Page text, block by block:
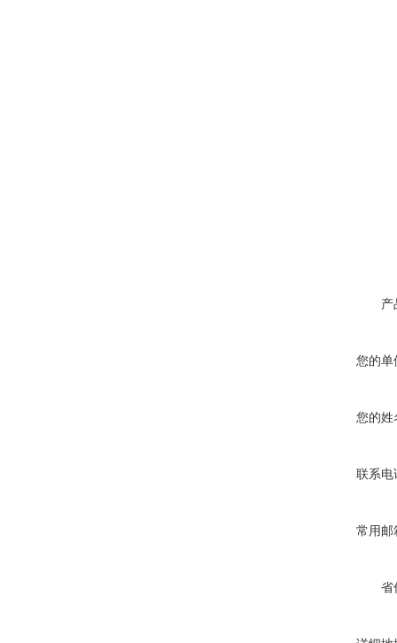
产
您的单
您的姓
联系电
常用邮
省